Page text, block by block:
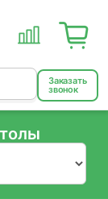
Заказать
звонок